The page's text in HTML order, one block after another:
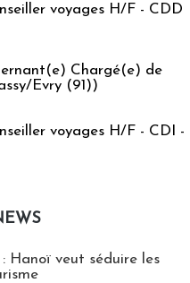
voyages H/F - CDD
Chargé(e) de
Evry (91))
voyages H/F - CDI -
Hanoï veut séduire les